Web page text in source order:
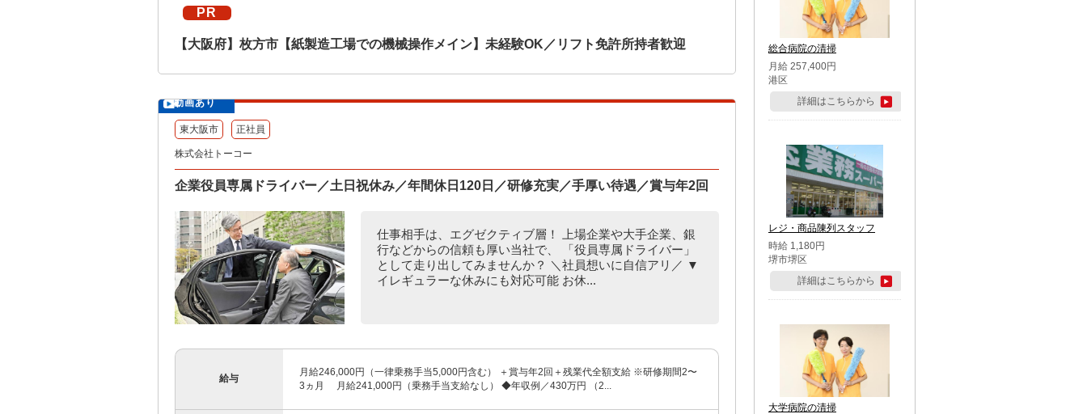
PR
【大阪府】枚方市【紙製造工場での機械操作メイン】未経験OK／リフト免許所持者歓迎
動画あり
東大阪市 正社員
株式会社トーコー
企業役員専属ドライバー／土日祝休み／年間休日120日／研修充実／手厚い待遇／賞与年2回
仕事相手は、エグゼクティブ層！ 上場企業や大手企業、銀
行などからの信頼も厚い当社で、 「役員専属ドライバー」
として走り出してみませんか？ ＼社員想いに自信アリ／ ▼
イレギュラーな休みにも対応可能 お休...
給与
月給246,000円（一律乗務手当5,000円含む） ＋賞与年2回＋残業代全額支給 ※研修期間2〜
3ヵ月 月給241,000円（乗務手当支給なし） ◆年収例／430万円 （2...
総合病院の清掃
月給 257,400円
港区
詳細はこちらから
レジ・商品陳列スタッフ
時給 1,180円
堺市堺区
詳細はこちらから
大学病院の清掃